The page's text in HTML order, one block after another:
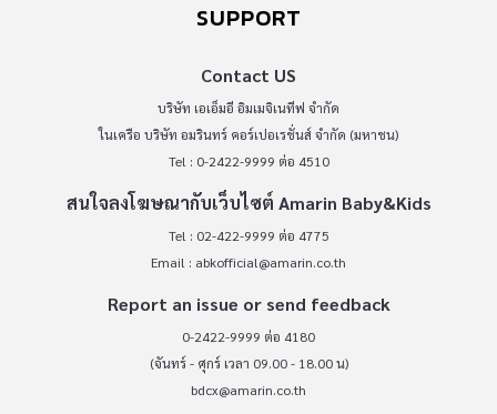
SUPPORT
Contact US
บริษัท เอเอ็มอี อิมเมจิเนทีฟ จำกัด
ในเครือ บริษัท อมรินทร์ คอร์เปอเรชั่นส์ จำกัด (มหาชน)
Tel : 0-2422-9999 ต่อ 4510
สนใจลงโฆษณากับเว็บไซต์ Amarin Baby&Kids
Tel : 02-422-9999 ต่อ 4775
Email : abkofficial@amarin.co.th
Report an issue or send feedback
0-2422-9999 ต่อ 4180
(จันทร์ - ศุกร์ เวลา 09.00 - 18.00 น)
bdcx@amarin.co.th